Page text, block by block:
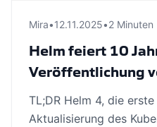
Mira•12.11.2025•2 Minuten
Helm feiert 10
Veröffentlichung
TL;DR Helm 4, die
Aktualisierung des